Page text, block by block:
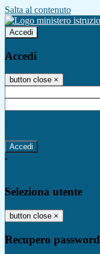
Salta al contenuto
Accedi
Accedi
button close ×
-
Seleziona utente
button close ×
Recupero password